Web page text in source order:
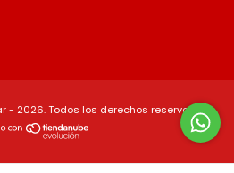
- 2026. Todos los derechos reservados.